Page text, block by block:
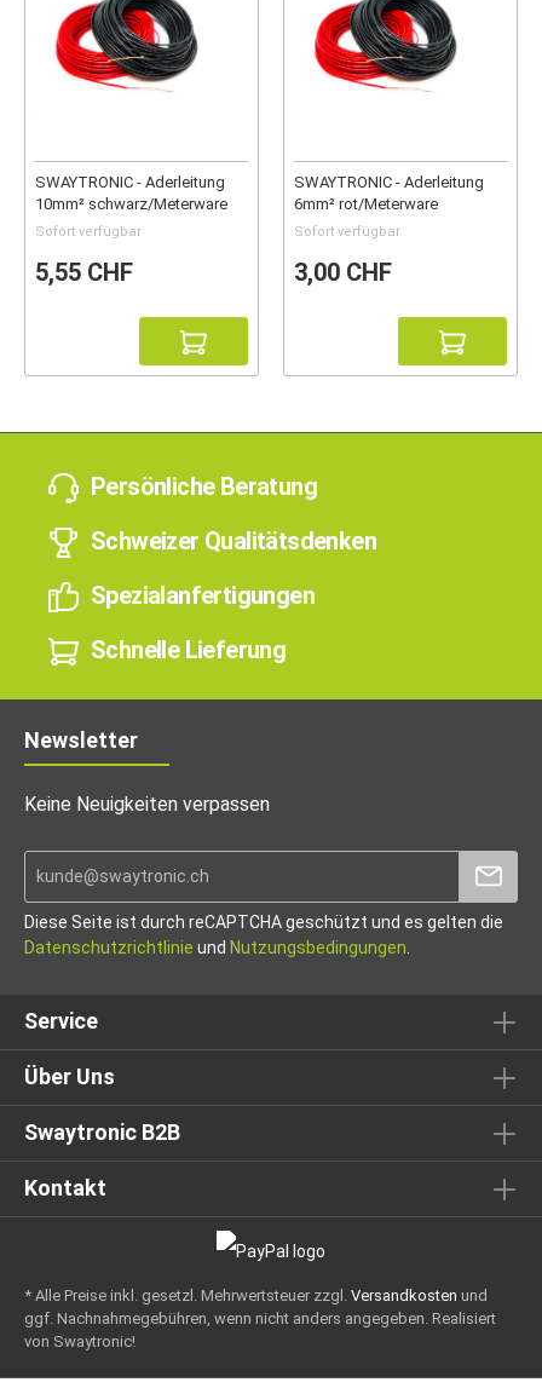
SWAYTRONIC - Aderleitung
10mm² schwarz/Meterware
Sofort verfügbar
5,55 CHF
SWAYTRONIC - Aderleitung
6mm² rot/Meterware
Sofort verfügbar
3,00 CHF
Persönliche Beratung
Schweizer Qualitätsdenken
Spezialanfertigungen
Schnelle Lieferung
Newsletter
Keine Neuigkeiten verpassen
Diese Seite ist durch reCAPTCHA geschützt und es gelten die
Datenschutzrichtlinie und Nutzungsbedingungen
Service
Über Uns
Swaytronic B2B
Kontakt
* Alle Preise inkl. gesetzl. Mehrwertsteuer zzgl. Versandkosten und
ggf. Nachnahmegebühren, wenn nicht anders angegeben. Realisiert
von Swaytronic!